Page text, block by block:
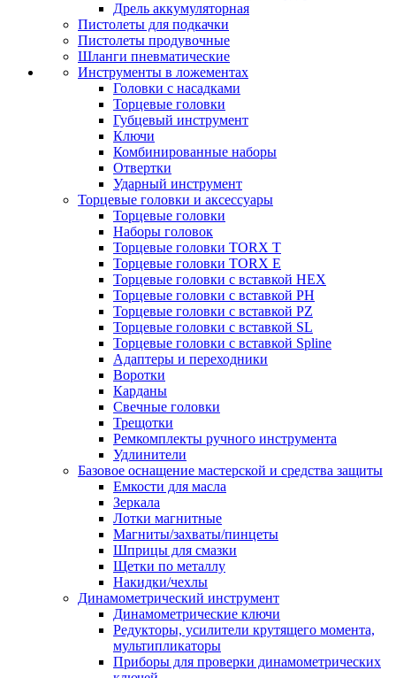
Дрель аккумуляторная
Пистолеты для подкачки
Пистолеты продувочные
Шланги пневматические
Инструменты в ложементах
Головки с насадками
Торцевые головки
Губцевый инструмент
Ключи
Комбинированные наборы
Отвертки
Ударный инструмент
Торцевые головки и аксессуары
Торцевые головки
Наборы головок
Торцевые головки TORX T
Торцевые головки TORX Е
Торцевые головки с вставкой HEX
Торцевые головки с вставкой PH
Торцевые головки с вставкой PZ
Торцевые головки с вставкой SL
Торцевые головки с вставкой Spline
Адаптеры и переходники
Воротки
Карданы
Свечные головки
Трещотки
Ремкомплекты ручного инструмента
Удлинители
Базовое оснащение мастерской и средства защиты
Емкости для масла
Зеркала
Лотки магнитные
Магниты/захваты/пинцеты
Шприцы для смазки
Щетки по металлу
Накидки/чехлы
Динамометрический инструмент
Динамометрические ключи
Редукторы, усилители крутящего момента,
мультипликаторы
Приборы для проверки динамометрических